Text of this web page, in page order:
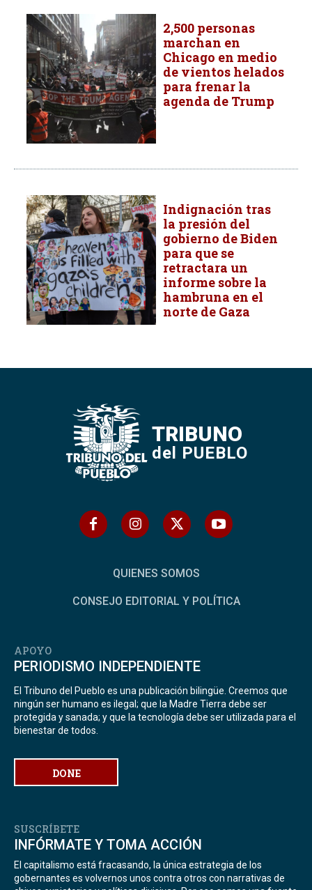
2,500 personas
marchan en
Chicago en medio
de vientos helados
para frenar la
agenda de Trump
Indignación tras
la presión del
gobierno de Biden
para que se
retractara un
informe sobre la
hambruna en el
norte de Gaza
TRIBUNO
del PUEBLO
QUIENES SOMOS
CONSEJO EDITORIAL Y POLÍTICA
APOYO
PERIODISMO INDEPENDIENTE
El Tribuno del Pueblo es una publicación bilingüe. Creemos que
ningún ser humano es ilegal; que la Madre Tierra debe ser
protegida y sanada; y que la tecnología debe ser utilizada para el
bienestar de todos.
DONE
SUSCRÍBETE
INFÓRMATE Y TOMA ACCIÓN
El capitalismo está fracasando, la única estrategia de los
gobernantes es volvernos unos contra otros con narrativas de